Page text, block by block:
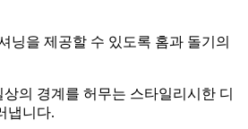
닝을 제공할 수 있도록 홈과 돌기의
의 경계를 허무는 스타일리시한 디
냅니다.